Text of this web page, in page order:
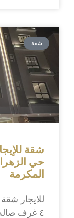
شقة
شقة
حي
المكرمة
للايجار